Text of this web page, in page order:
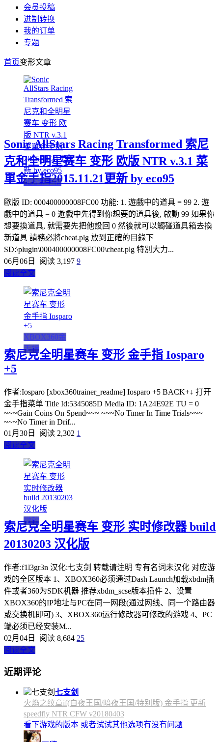
会员投稿
进制转换
我的订单
专题
首页变形文章
3DS金手指
Sonic AllStars Racing Transformed 索尼
克和全明星赛车 变形 欧版 NTR v.3.1 菜
單金手指2015.11.21更新 by eco95
歐版 ID: 000400000008FC00 功能: 1. 遊戲中的道具 = 99 2. 遊
戲中的道具 = 0 遊戲中先得到你想要的道具後, 啟動 99 如果你
想要換道具, 就需要先把他設回 0 然後就可以觸碰道具箱去換
新道具 請務必將cheat.plg 放到正確的目錄下
SD:\plugin\000400000008FC00\cheat.plg 特別大力...
06月06日
阅读 3,197 9
阅读全文
XBOX360金
手指
索尼克全明星赛车 变形 金手指 Iosparo
+5
作者:Iosparo [xbox360trainer_readme] Iosparo +5 BACK+↓ 打开
金手指菜单 Title Id:5345085D Media ID: 1A24E92E TU = 0
~~~Gain Coins On Spend~~~ ~~~No Timer In Time Trials~~~
~~~No Timer in Drif...
01月30日
阅读 2,302 1
阅读全文
微软
索尼克全明星赛车 变形 实时修改器 build
20130203 汉化版
作者:f1l3gr3n 汉化:七支剑 转载请注明 专有名词未汉化 对应游
戏的全区版本 1、XBOX360必须通过Dash Launch加载xbdm插
件或者360为SDK机器 推荐xbdm_scse版本插件 2、设置
XBOX360的IP地址与PC在同一网段(通过网线、同一个路由器
或交换机即可) 3、XBOX360运行修改器可修改的游戏 4、PC
端必须已经安装M...
02月04日
阅读 8,684 25
阅读全文
近期评论
七支剑
火焰之纹章if(白夜王国/暗夜王国/特别版) 金手指 更新
speedfly NTR CFW v20180403
看下游戏的版本 或者试试其他选项有没有问题